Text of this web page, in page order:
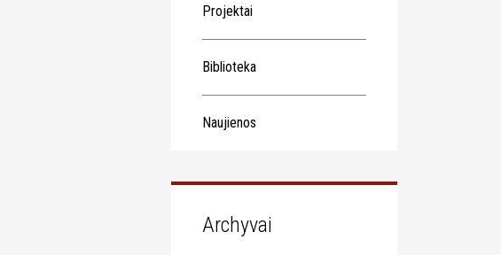
Projektai
Biblioteka
Naujienos
Archyvai